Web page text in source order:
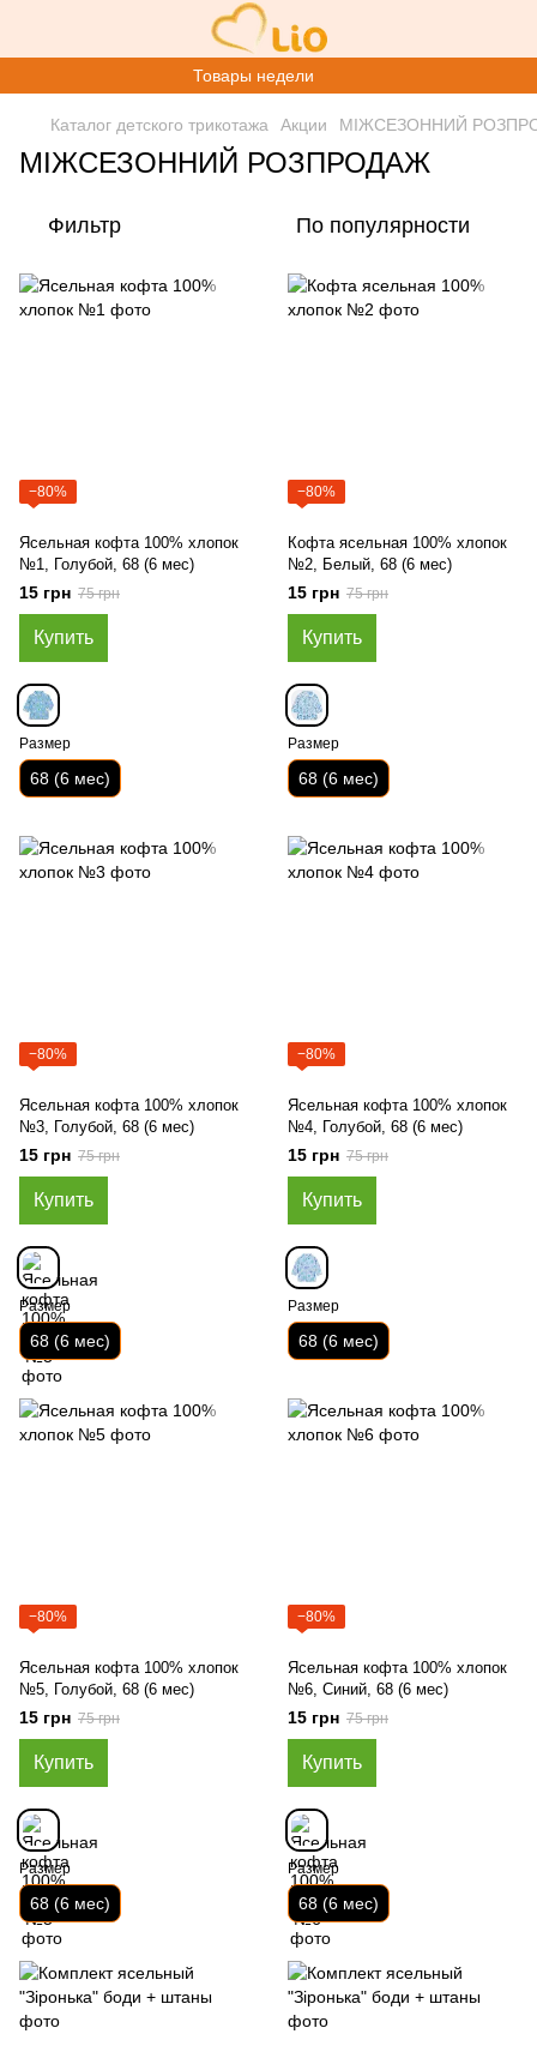
Товары недели
Каталог детского трикотажа Акции МІЖСЕЗОННИЙ
МІЖСЕЗОННИЙ РОЗПРОДАЖ
Фильтр По популярности
−80%
Ясельная кофта 100% хлопок
№1, Голубой, 68 (6 мес)
15 грн 75 грн
Купить
Размер
68 (6 мес)
−80%
Кофта ясельная 100% хлопок
№2, Белый, 68 (6 мес)
15 грн 75 грн
Купить
Размер
68 (6 мес)
−80%
Ясельная кофта 100% хлопок
№3, Голубой, 68 (6 мес)
15 грн 75 грн
Купить
Размер
68 (6 мес)
−80%
Ясельная кофта 100% хлопок
№4, Голубой, 68 (6 мес)
15 грн 75 грн
Купить
Размер
68 (6 мес)
−80%
Ясельная кофта 100% хлопок
№5, Голубой, 68 (6 мес)
15 грн 75 грн
Купить
Размер
68 (6 мес)
−80%
Ясельная кофта 100% хлопок
№6, Синий, 68 (6 мес)
15 грн 75 грн
Купить
Размер
68 (6 мес)